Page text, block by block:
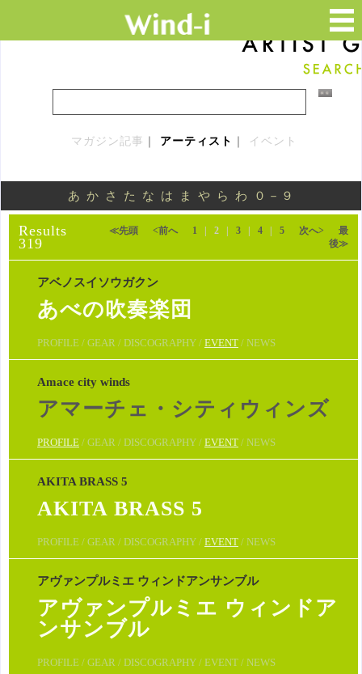
マガジン記事 アーティスト イベント
あ か さ た な は ま や ら わ ０－９
Results
319
≪先頭 <前へ 1 2 3 4 5 次へ>
最
後≫
アベノスイソウガクン
あべの吹奏楽団
PROFILE / GEAR / DISCOGRAPHY / EVENT / NEWS
Amace city winds
アマーチェ・シティウィンズ
PROFILE / GEAR / DISCOGRAPHY / EVENT / NEWS
AKITA BRASS 5
AKITA BRASS 5
PROFILE / GEAR / DISCOGRAPHY / EVENT / NEWS
アヴァンプルミエ ウィンドアンサンブル
アヴァンプルミエ ウィンドア
ンサンブル
PROFILE / GEAR / DISCOGRAPHY / EVENT / NEWS